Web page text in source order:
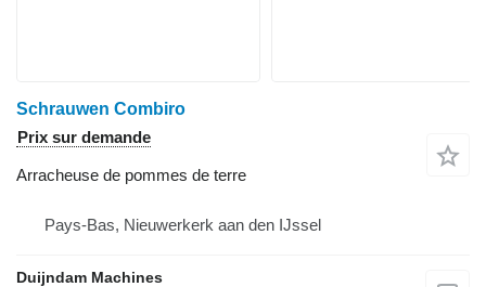
Schrauwen Combiro
Prix sur demande
Arracheuse de pommes de terre
Pays-Bas, Nieuwerkerk aan den IJssel
Duijndam Machines